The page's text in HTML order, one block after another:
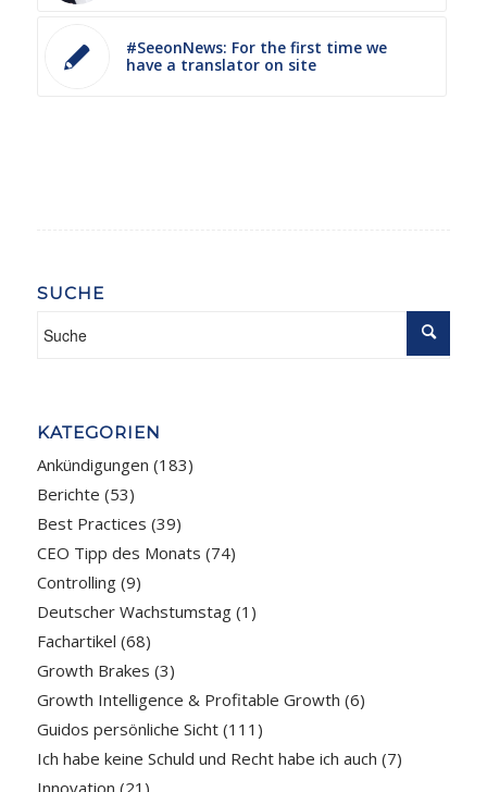
#SeeonNews: For the first time we
have a translator on site
SUCHE
KATEGORIEN
Ankündigungen (183)
Berichte (53)
Best Practices (39)
CEO Tipp des Monats (74)
Controlling(9)
Deutscher Wachstumstag(1)
Fachartikel (68)
Growth Brakes (3)
Growth Intelligence & Profitable Growth (6)
Guidos persönliche Sicht(111)
Ich habe keine Schuld und Recht habe ich auch (7)
Innovation (21)